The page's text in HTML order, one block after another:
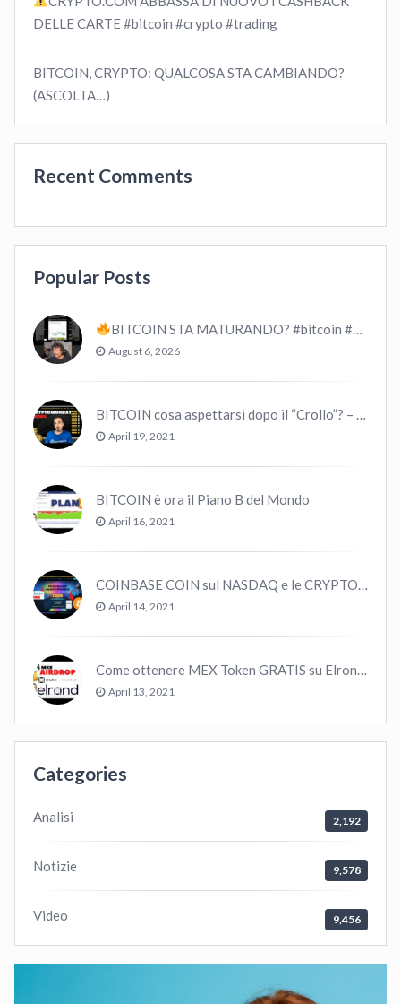
DELLE CARTE #bitcoin #crypto #trading
BITCOIN, CRYPTO: QUALCOSA STA CAMBIANDO?
(ASCOLTA…)
Recent Comments
Popular Posts
BITCOIN STA MATURANDO? #bitcoin #crypto #trading
August 6, 2026
BITCOIN cosa aspettarsi dopo il “Crollo”? – CryptoMonday NEWS w16/’21
April 19, 2021
BITCOIN è ora il Piano B del Mondo
April 16, 2021
COINBASE COIN sul NASDAQ e le CRYPTO volano!
April 14, 2021
Come ottenere MEX Token GRATIS su Elrond ?
April 13, 2021
Categories
Analisi 2,192
Notizie 9,578
Video 9,456